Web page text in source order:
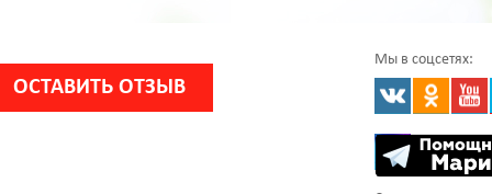
ОСТАВИТЬ ОТЗЫВ
Мы в соцсетях: